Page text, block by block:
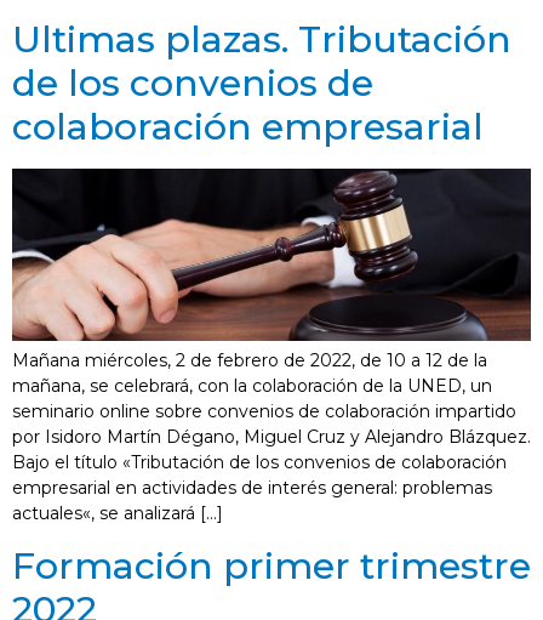
Ultimas plazas. Tributación
de los convenios de
colaboración empresarial
Mañana miércoles, 2 de febrero de 2022, de 10 a 12 de la
mañana, se celebrará, con la colaboración de la UNED, un
seminario online sobre convenios de colaboración impartido
por Isidoro Martín Dégano, Miguel Cruz y Alejandro Blázquez.
Bajo el título «Tributación de los convenios de colaboración
empresarial en actividades de interés general: problemas
actuales«, se analizará […]
Formación primer trimestre
2022